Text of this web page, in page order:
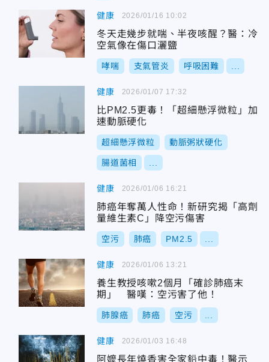
健康
冬天走幾步就喘、半夜咳醒？醫：冷
空氣像在傷口灑鹽
哮喘 支氣管炎 呼吸困難
2026/01/16 10:02
健康
比PM2.5更毒！「超細懸浮微粒」加
速動脈硬化
超細懸浮微粒 動脈粥狀硬化
腸道菌相
2026/01/07 17:32
健康
肺癌年奪萬人性命！新研究揭「高劑
量維生素C」降空污傷害
空污 肺癌 PM2.5
2026/01/06 16:21
健康
養生教授咳嗽2個月「確診肺癌末
期」 醫嘆：空污害了他！
肺腺癌 肺癌 空污
2026/01/06 13:21
健康
阿嬤長年燒香害全家鉛中毒！醫示
2026/01/03 16:48